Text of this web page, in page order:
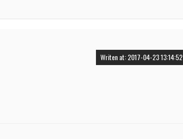
Writen at: 2017-04-23 13:14:52